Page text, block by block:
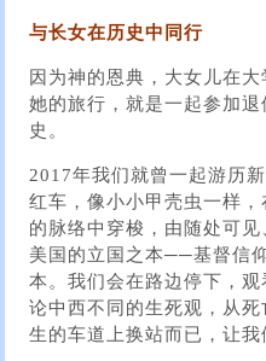
与长女在历史中同行
因为神的恩典，大女儿在
她的旅行，就是一起参加
史。
2017年我们就曾一起游历
红车，像小小甲壳虫一样
的脉络中穿梭，由随处可
美国的立国之本──基督信
本。我们会在路边停下，
论中西不同的生死观，从
生的车道上换站而已，让我